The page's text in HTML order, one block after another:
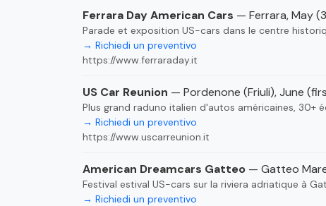
Ferrara Day American Cars — Ferrara, May
Parade et exposition US-cars dans le centre
→ Richiedi un preventivo
https://www.ferraraday.it
US Car Reunion — Pordenone (Friuli), June
Plus grand raduno italien d'autos américaines, 30+
→ Richiedi un preventivo
https://www.uscarreunion.it
American Dreamcars Gatteo — Gatteo
Festival estival US-cars sur la riviera adriatique à
→ Richiedi un preventivo